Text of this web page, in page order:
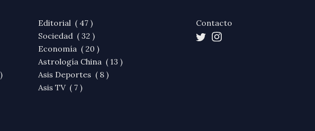
Editorial ( 47 )
Sociedad ( 32 )
Economía ( 20 )
Astrología China ( 13 )
Asis Deportes ( 8 )
Asis TV ( 7 )
Contacto